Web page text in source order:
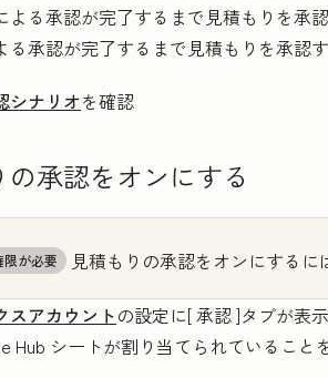
よる承認が完了するまで見積もりを承
る承認が完了するまで見積もりを承認
シナリオを確認
の承認をオンにする
限が必要 見積もりの承認をオンにするに
スアカウントの設定に[承認]タブが表
Hub シートが割り当てられていること